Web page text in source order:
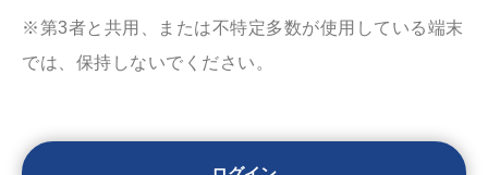
※第3者と共用、または不特定多数が使用している端末
では、保持しないでください。